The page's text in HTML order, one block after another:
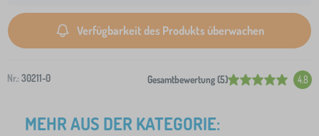
Verfügbarkeit des Produkts überwachen
Nr.: 30211-0 Gesamtbewertung (5) 4.8
MEHR AUS DER KATEGORIE: